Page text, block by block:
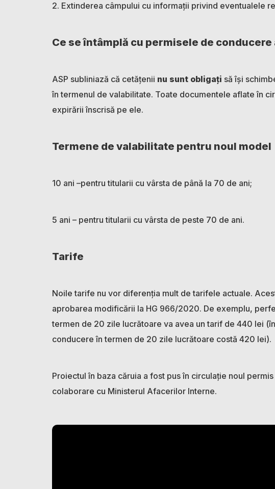
2. Extinderea câmpului cu informații privind eventualele
Ce se întâmplă cu permisele de conducere
ASP subliniază că cetățenii nu sunt obligați să își
în termenul de valabilitate. Toate documentele aflate în
expirării înscrisă pe ele.
Termene de valabilitate pentru noul model
10 ani –pentru titularii cu vârsta de până la 70 de ani;
5 ani – pentru titularii cu vârsta de peste 70 de ani.
Tarife
Noile tarife nu vor diferenția mult de tarifele actuale.
aprobarea modificării la HG 966/2020. De exemplu,
termen de 20 zile lucrătoare va avea un tarif de 440 lei
conducere în termen de 20 zile lucrătoare costă 420 lei).
Proiectul în baza căruia a fost pus în circulație noul
colaborare cu Ministerul Afacerilor Interne.